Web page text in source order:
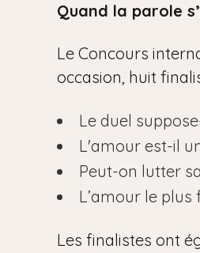
Quand la parole
Le Concours
occasion, huit
Le duel
L'amour est-il
Peut-on lutter
L’amour le
Les finalistes ont